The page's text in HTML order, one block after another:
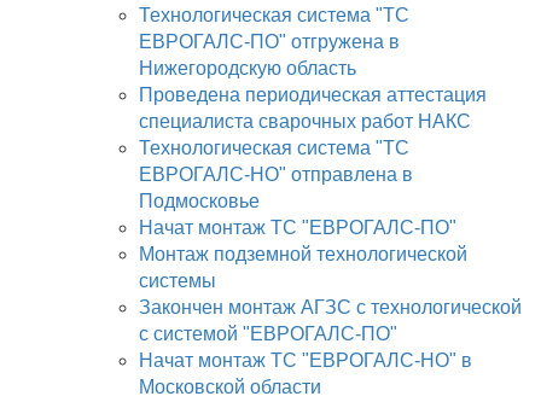
Технологическая система "ТС
ЕВРОГАЛС-ПО" отгружена в
Нижегородскую область
Проведена периодическая аттестация
специалиста сварочных работ НАКС
Технологическая система "ТС
ЕВРОГАЛС-НО" отправлена в
Подмосковье
Начат монтаж ТС "ЕВРОГАЛС-ПО"
Монтаж подземной технологической
системы
Закончен монтаж АГЗС с технологической
с системой "ЕВРОГАЛС-ПО"
Начат монтаж ТС "ЕВРОГАЛС-НО" в
Московской области